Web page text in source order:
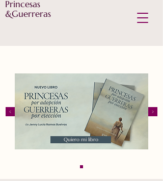
Princesas
&Guerreras
Quiero mi libro